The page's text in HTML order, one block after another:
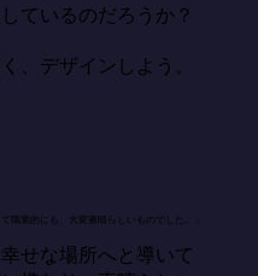
ているのだろうか？
、デザインしよう。
職業的にも、大変素晴らしいものでした。」
せな場所へと導いて